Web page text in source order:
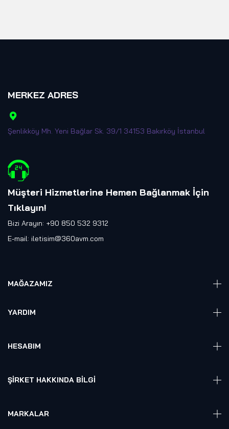
MERKEZ ADRES
Şenlikköy Mh. Yeni Bağlar Sk. 39/1 34153 Bakırköy İstanbul
Müşteri Hizmetlerine Hemen Bağlanmak İçin
Tıklayın!
Bizi Arayın: +90 850 532 9312
E-mail: iletisim@360avm.com
MAĞAZAMIZ
VR Ready PC
Elektronik
YARDIM
HESABIM
Sepet
ŞIRKET HAKKINDA BILGI
Referanslarımız
MARKALAR